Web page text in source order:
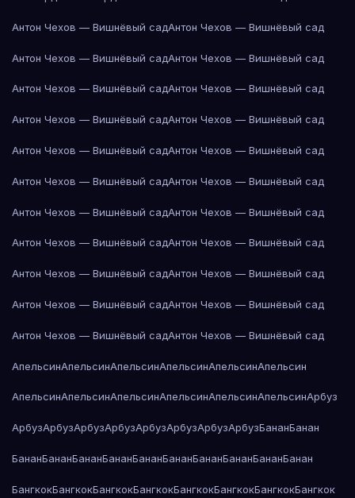
Антон Чехов — Вишнёвый садАнтон Чехов — Вишнёвый сад
Антон Чехов — Вишнёвый садАнтон Чехов — Вишнёвый сад
Антон Чехов — Вишнёвый садАнтон Чехов — Вишнёвый сад
Антон Чехов — Вишнёвый садАнтон Чехов — Вишнёвый сад
Антон Чехов — Вишнёвый садАнтон Чехов — Вишнёвый сад
Антон Чехов — Вишнёвый садАнтон Чехов — Вишнёвый сад
Антон Чехов — Вишнёвый садАнтон Чехов — Вишнёвый сад
Антон Чехов — Вишнёвый садАнтон Чехов — Вишнёвый сад
Антон Чехов — Вишнёвый садАнтон Чехов — Вишнёвый сад
Антон Чехов — Вишнёвый садАнтон Чехов — Вишнёвый сад
Антон Чехов — Вишнёвый садАнтон Чехов — Вишнёвый сад
АпельсинАпельсинАпельсинАпельсинАпельсинАпельсин
АпельсинАпельсинАпельсинАпельсинАпельсинАпельсинАрбуз
АрбузАрбузАрбузАрбузАрбузАрбузАрбузАрбузБананБанан
БананБананБананБананБананБананБананБананБананБанан
БангкокБангкокБангкокБангкокБангкокБангкокБангкокБангкок